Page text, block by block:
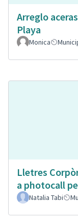
Arreglo
Playa
Monica
Lletres
a photocall
Natalia Tabi